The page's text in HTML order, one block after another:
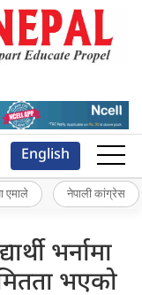
English
एमाले नेपाली कांग्रेस
भर्नामा
भएको